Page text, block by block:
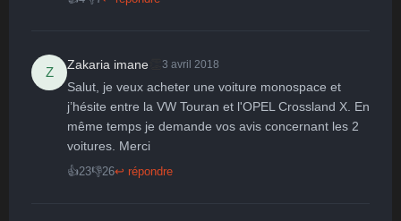
Z
Zakaria imane 3 avril 2018
Salut, je veux acheter une voiture monospace et
j’hésite entre la VW Touran et l'OPEL Crossland X. En
même temps je demande vos avis concernant les 2
voitures. Merci
👍23👎26↩ répondre